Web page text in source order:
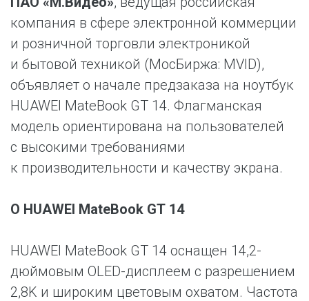
компания в сфере электронной коммерции
и розничной торговли электроникой
и бытовой техникой (МосБиржа: MVID),
объявляет о начале предзаказа на ноутбук
HUAWEI MateBook GT 14. Флагманская
модель ориентирована на пользователей
с высокими требованиями
к производительности и качеству экрана.
О HUAWEI MateBook GT 14
HUAWEI MateBook GT 14 оснащен 14,2-
дюймовым OLED-дисплеем с разрешением
2,8K и широким цветовым охватом. Частота